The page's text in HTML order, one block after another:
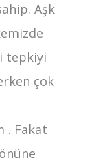
Aşk
tepkiyi
çok
. Fakat